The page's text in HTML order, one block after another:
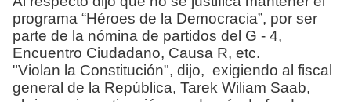
programa “Héroes de la Democracia”, por ser
parte de la nómina de partidos del G - 4,
Encuentro Ciudadano, Causa R, etc.
"Violan la Constitución", dijo, exigiendo al fiscal
general de la República, Tarek Wiliam Saab,